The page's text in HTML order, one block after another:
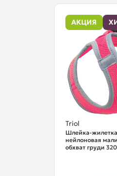
АКЦИЯ
Triol
Шлейка-
нейлоновая
обхват груди